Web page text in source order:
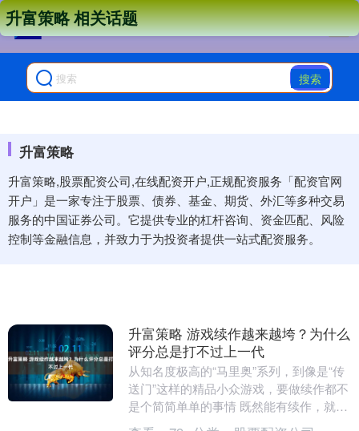
搜索
升富策略
升富策略,股票配资公司,在线配资开户,正规配资服务「配资官网
开户」是一家专注于股票、债券、基金、期货、外汇等多种交易
服务的中国证券公司。它提供专业的杠杆咨询、资金匹配、风险
控制等金融信息，并致力于为投资者提供一站式配资服务。
升富策略 相关话题
升富策略 游戏续作越来越垮？为什么
评分总是打不过上一代
从知名度极高的“马里奥”系列，到像是“传
送门”这样的精品小众游戏，要做续作都不
是个简简单单的事情 既然能有续作，就代
表前作一定意义上是成功的，甚至某些方